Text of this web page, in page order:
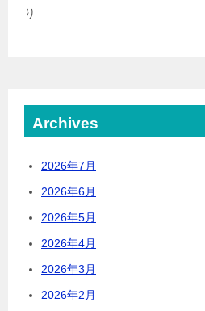
り
Archives
2026年7月
2026年6月
2026年5月
2026年4月
2026年3月
2026年2月